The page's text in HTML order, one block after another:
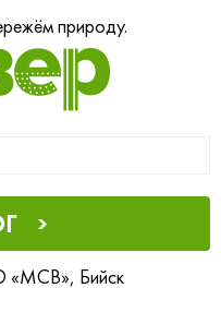
природу.
Бийск